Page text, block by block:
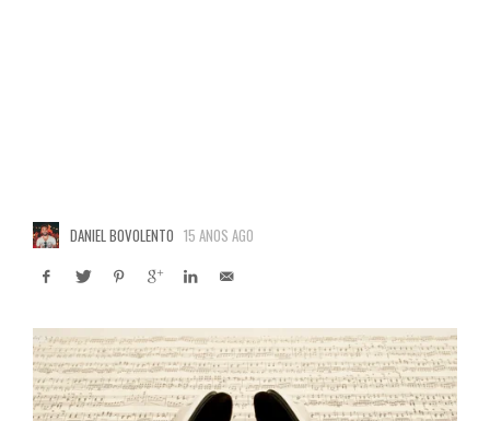
DANIEL BOVOLENTO 15 ANOS AGO